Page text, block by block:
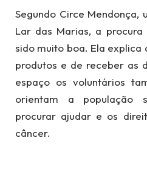
Segundo Circe Mendonça,
Lar das Marias, a
sido muito boa. Ela explica
produtos e de receber as
espaço os voluntários
orientam a população
procurar ajudar e os
câncer.